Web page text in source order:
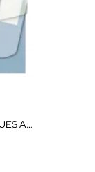
PANSEMENTS TRANSPARENTS CLASSIQUES ALOE VERA